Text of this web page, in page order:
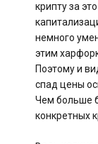
крипту за
немного
этим
Поэтому и
спад цены
Чем больше
конкретных